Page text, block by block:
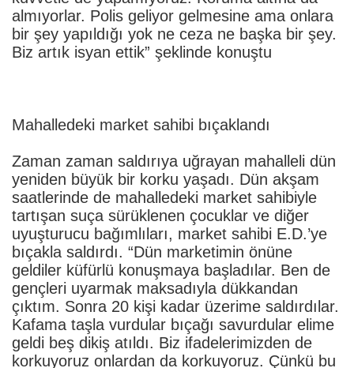
almıyorlar. Polis geliyor gelmesine ama onlara
bir şey yapıldığı yok ne ceza ne başka bir şey.
Biz artık isyan ettik” şeklinde konuştu
Mahalledeki market sahibi bıçaklandı
Zaman zaman saldırıya uğrayan mahalleli dün
yeniden büyük bir korku yaşadı. Dün akşam
saatlerinde de mahalledeki market sahibiyle
tartışan suça sürüklenen çocuklar ve diğer
uyuşturucu bağımlıları, market sahibi E.D.’ye
bıçakla saldırdı. “Dün marketimin önüne
geldiler küfürlü konuşmaya başladılar. Ben de
gençleri uyarmak maksadıyla dükkandan
çıktım. Sonra 20 kişi kadar üzerime saldırdılar.
Kafama taşla vurdular bıçağı savurdular elime
geldi beş dikiş atıldı. Biz ifadelerimizden de
korkuyoruz onlardan da korkuyoruz. Çünkü bu